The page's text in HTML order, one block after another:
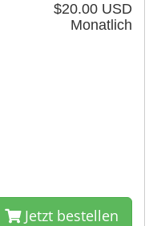
$20.00 USD
Monatlich
Jetzt bestellen